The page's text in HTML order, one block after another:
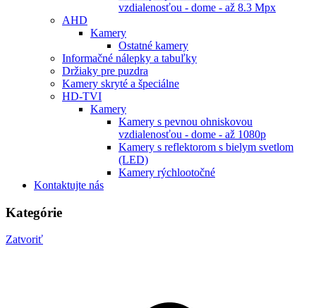
vzdialenosťou - dome - až 8.3 Mpx
AHD
Kamery
Ostatné kamery
Informačné nálepky a tabuľky
Držiaky pre puzdra
Kamery skryté a špeciálne
HD-TVI
Kamery
Kamery s pevnou ohniskovou
vzdialenosťou - dome - až 1080p
Kamery s reflektorom s bielym svetlom
(LED)
Kamery rýchlootočné
Kontaktujte nás
Kategórie
Zatvoriť